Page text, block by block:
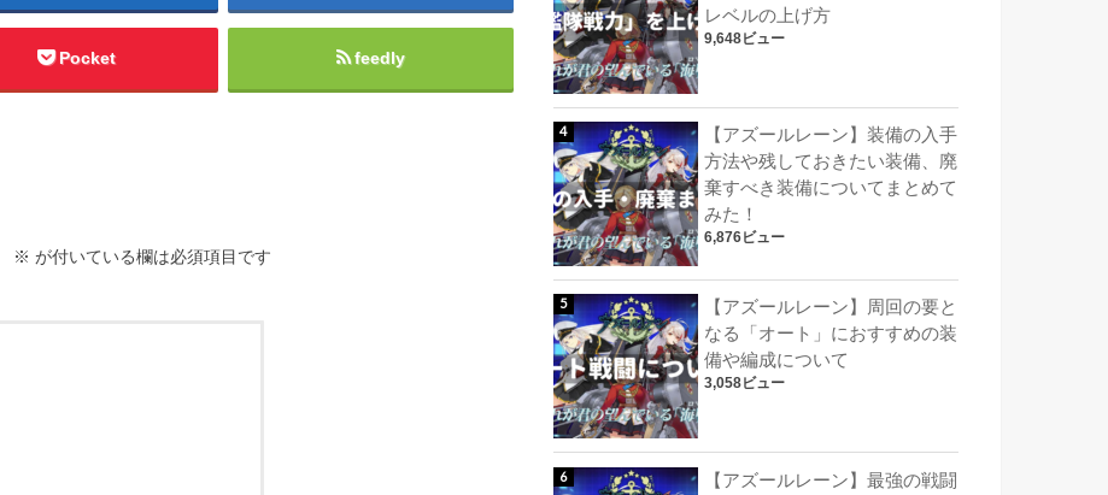
Pocket feedly
※ が付いている欄は必須項目です
レベルの上げ方
9,648ビュー
【アズールレーン】装備の入手
方法や残しておきたい装備、廃
棄すべき装備についてまとめて
みた！
6,876ビュー
【アズールレーン】周回の要と
なる「オート」におすすめの装
備や編成について
3,058ビュー
【アズールレーン】最強の戦闘